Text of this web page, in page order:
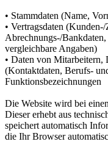
• Stammdaten (Name,
• Vertragsdaten
Abrechnungs-/
vergleichbare Angaben)
• Daten von Mitarbeitern,
(Kontaktdaten, Berufs-
Funktionsbezeichnungen
Die Website wird bei
Dieser erhebt aus
speichert automatisch
die Ihr Browser